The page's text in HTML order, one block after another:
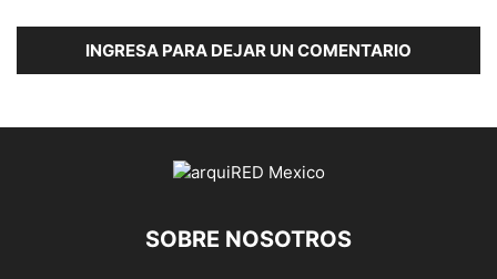
INGRESA PARA DEJAR UN COMENTARIO
SOBRE NOSOTROS